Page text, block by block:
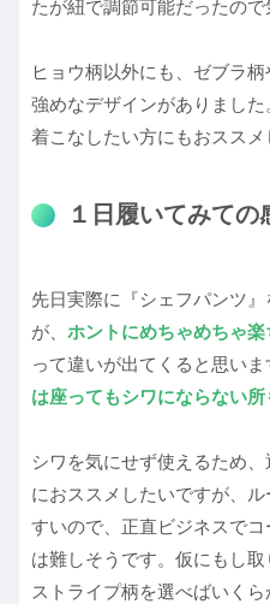
たが紐で調節可能だったので
ヒョウ柄以外にも、ゼブラ
強めなデザインがありまし
着こなしたい方にもおススメ
１日履いてみての
先日実際に『シェフパンツ
が、 ホントにめちゃめちゃ楽
って違いが出てくると思いま
は座ってもシワにならない所
シワを気にせず使えるため
におススメしたいですが、
すいので、正直ビジネスで
は難しそうです。仮にもし
ストライプ柄を選べばいく